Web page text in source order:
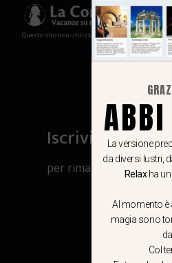
Questo sito non utilizza cookies e non
Iscriviti al
per rimanere
CLICCA
La versione
da diversi lustri,
Relaxha
Al momento
magia sono
Col